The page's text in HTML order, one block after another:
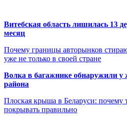
Витебская область лишилась 13
месяц
Почему границы авторынков
уже не только в своей стране
Волка в багажнике обнаружили у
района
Плоская крыша в Беларуси: почему
покрывать правильно